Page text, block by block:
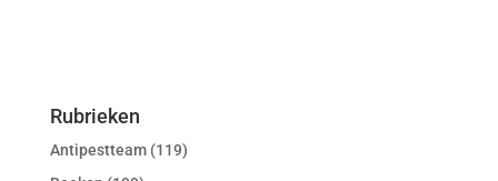
Rubrieken
Antipestteam(119)